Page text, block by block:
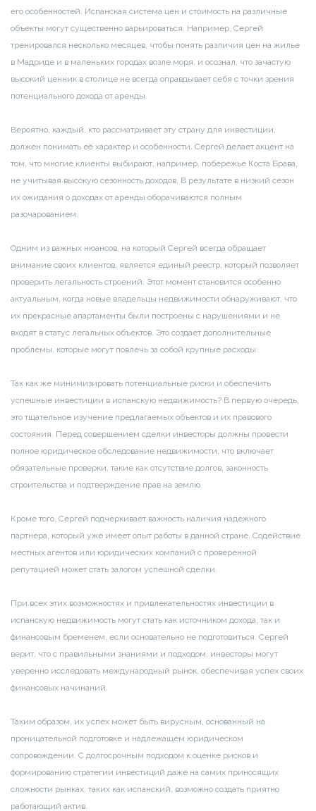
его особенностей. Испанская система цен и стоимость на различные
объекты могут существенно варьироваться. Например, Сергей
тренировался несколько месяцев, чтобы понять различия цен на жилье
в Мадриде и в маленьких городах возле моря, и осознал, что зачастую
высокий ценник в столице не всегда оправдывает себя с точки зрения
потенциального дохода от аренды.
Вероятно, каждый, кто рассматривает эту страну для инвестиции,
должен понимать её характер и особенности. Сергей делает акцент на
том, что многие клиенты выбирают, например, побережье Коста Брава,
не учитывая высокую сезонность доходов. В результате в низкий сезон
их ожидания о доходах от аренды оборачиваются полным
разочарованием.
Одним из важных нюансов, на который Сергей всегда обращает
внимание своих клиентов, является единый реестр, который позволяет
проверить легальность строений. Этот момент становится особенно
актуальным, когда новые владельцы недвижимости обнаруживают, что
их прекрасные апартаменты были построены с нарушениями и не
входят в статус легальных объектов. Это создает дополнительные
проблемы, которые могут повлечь за собой крупные расходы.
Так как же минимизировать потенциальные риски и обеспечить
успешные инвестиции в испанскую недвижимость? В первую очередь,
это тщательное изучение предлагаемых объектов и их правового
состояния. Перед совершением сделки инвесторы должны провести
полное юридическое обследование недвижимости, что включает
обязательные проверки, такие как отсутствие долгов, законность
строительства и подтверждение прав на землю.
Кроме того, Сергей подчеркивает важность наличия надежного
партнера, который уже имеет опыт работы в данной стране. Содействие
местных агентов или юридических компаний с проверенной
репутацией может стать залогом успешной сделки.
При всех этих возможностях и привлекательностях инвестиции в
испанскую недвижимость могут стать как источником дохода, так и
финансовым бременем, если основательно не подготовиться. Сергей
верит, что с правильными знаниями и подходом, инвесторы могут
уверенно исследовать международный рынок, обеспечивая успех своих
финансовых начинаний.
Таким образом, их успех может быть вирусным, основанный на
проницательной подготовке и надлежащем юридическом
сопровождении. С долгосрочным подходом к оценке рисков и
формированию стратегии инвестиций даже на самих приносящих
сложности рынках, таких как испанский, возможно создать приятно
работающий актив.